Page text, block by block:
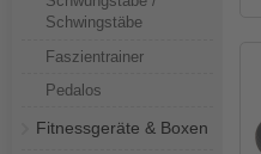
Schwingstäbe
Faszientrainer
Pedalos
Fitnessgeräte & Boxen